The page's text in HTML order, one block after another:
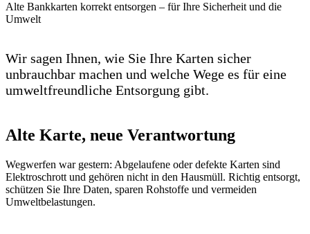
Alte Bankkarten korrekt entsorgen – für Ihre Sicherheit und die
Umwelt
Wir sagen Ihnen, wie Sie Ihre Karten sicher
unbrauchbar machen und welche Wege es für eine
umweltfreundliche Entsorgung gibt.
Alte Karte, neue Verantwortung
Wegwerfen war gestern: Abgelaufene oder defekte Karten sind
Elektroschrott und gehören nicht in den Hausmüll. Richtig entsorgt,
schützen Sie Ihre Daten, sparen Rohstoffe und vermeiden
Umweltbelastungen.